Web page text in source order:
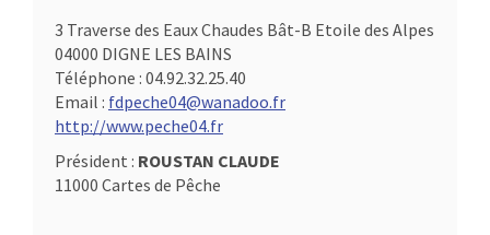
3 Traverse des Eaux Chaudes Bât-B Etoile des Alpes
04000 DIGNE LES BAINS
Téléphone : 04.92.32.25.40
Email : fdpeche04@wanadoo.fr
http://www.peche04.fr
Président : ROUSTAN CLAUDE
11000 Cartes de Pêche